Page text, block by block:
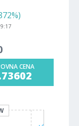
CENA